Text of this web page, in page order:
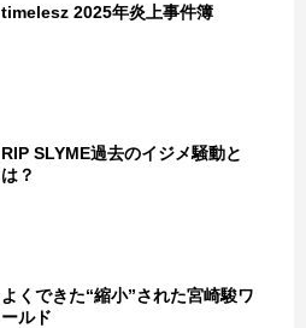
timelesz 2025年炎上事件簿
RIP SLYME過去のイジメ騒動と
は？
よくできた“縮小”された宮崎駿ワ
ールド